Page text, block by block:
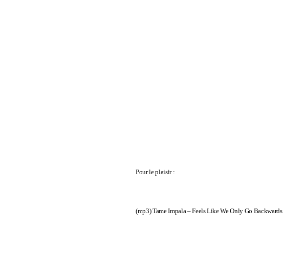
Pour le plaisir :
(mp3)Tame Impala – Feels Like We Only Go Backwards